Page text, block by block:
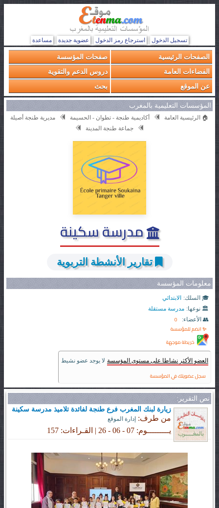
تسجيل الدخول استرجاع رمز الدخول عضوية جديدة مساعدة
الصفحات الرئيسية
صفحات المؤسسة
الفضاءات العامة
دروس الدعم والتقوية
عن الموقع
بحث
المؤسسات التعليمية بالمغرب
🏠 الرئيسية العامة أكاديمية طنجة - تطوان - الحسيمة
مديرية طنجة أصيلة
جماعة طنجة المدينة
مدرسة سكينة
تقارير الأنشطة التربوية
معلومات المؤسسة
🎓 السلك: الابتدائي
🏛️ نوعها: مدرسة مستقلة
👥 الأعضاء:
0
✨ انضم للمؤسسة
خريطة موجهة
العضو الأكثر نشاطا على مستوى المؤسسة لا يوجد عضو نشيط
سجل عضويتك في المؤسسة
نص التقرير:
زيارة لبنك المغرب فرع طنجة لفائدة تلاميذ مدرسة سكينة
من طرف: إدارة الموقع
يـــــــــوم: 07 - 06 - 26 | القـراءات: 157